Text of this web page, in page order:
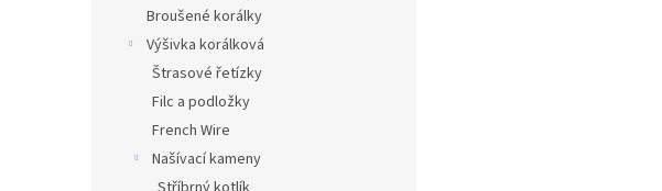
Broušené korálky
Výšivka korálková
Štrasové řetízky
Filc a podložky
French Wire
Našívací kameny